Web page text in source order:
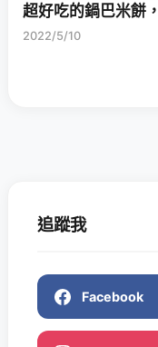
超好吃的鍋巴米餅
2022/5/10
追蹤我
Facebook